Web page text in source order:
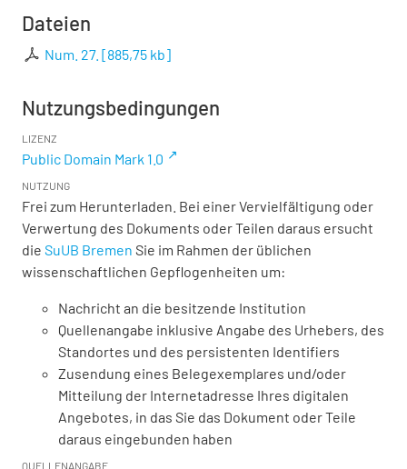
Dateien
Num. 27. [885,75 kb]
Nutzungsbedingungen
LIZENZ
Public Domain Mark 1.0
NUTZUNG
Frei zum Herunterladen. Bei einer Vervielfältigung oder
Verwertung des Dokuments oder Teilen daraus ersucht
die SuUB Bremen Sie im Rahmen der üblichen
wissenschaftlichen Gepflogenheiten um:
Nachricht an die besitzende Institution
Quellenangabe inklusive Angabe des Urhebers, des
Standortes und des persistenten Identifiers
Zusendung eines Belegexemplares und/oder
Mitteilung der Internetadresse Ihres digitalen
Angebotes, in das Sie das Dokument oder Teile
daraus eingebunden haben
QUELLENANGABE